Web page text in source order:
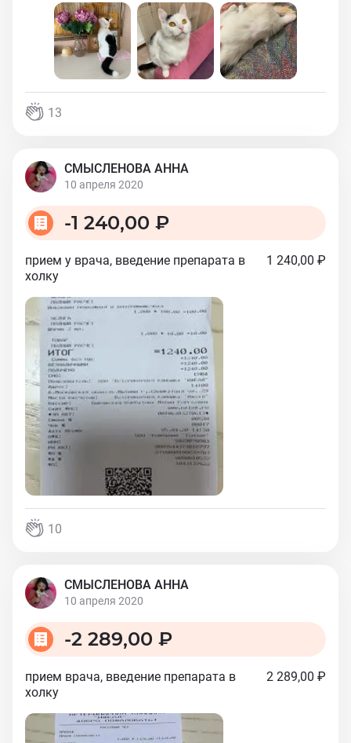
13
СМЫСЛЕНОВА АННА
10 апреля 2020
-1 240,00 ₽
прием у врача, введение препарата в
холку
1 240,00 ₽
10
СМЫСЛЕНОВА АННА
10 апреля 2020
-2 289,00 ₽
прием врача, введение препарата в
холку
2 289,00 ₽